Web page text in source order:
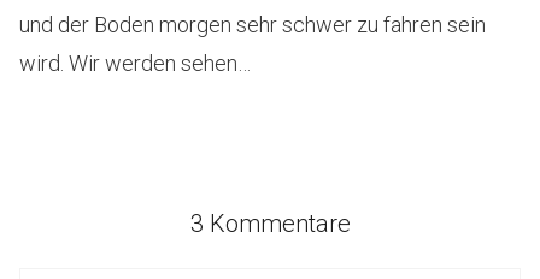
und der Boden morgen sehr schwer zu fahren sein
wird. Wir werden sehen…
3 Kommentare